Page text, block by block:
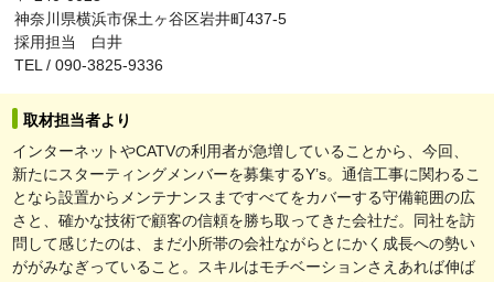
神奈川県横浜市保土ヶ谷区岩井町437-5
採用担当 白井
TEL / 090-3825-9336
取材担当者より
インターネットやCATVの利用者が急増していることから、今回、
新たにスターティングメンバーを募集するY’s。通信工事に関わるこ
となら設置からメンテナンスまですべてをカバーする守備範囲の広
さと、確かな技術で顧客の信頼を勝ち取ってきた会社だ。同社を訪
問して感じたのは、まだ小所帯の会社ながらとにかく成長への勢い
ががみなぎっていること。スキルはモチベーションさえあれば伸ば